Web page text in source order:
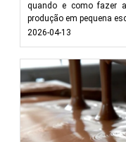
quando e como fazer
produção em pequena
2026-04-13